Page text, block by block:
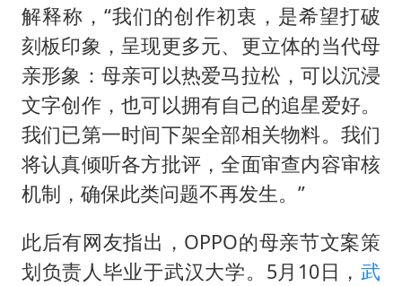
解释称，“我们的创作初衷，是希望打破
刻板印象，呈现更多元、更立体的当代母
亲形象：母亲可以热爱马拉松，可以沉浸
文字创作，也可以拥有自己的追星爱好。
我们已第一时间下架全部相关物料。我们
将认真倾听各方批评，全面审查内容审核
机制，确保此类问题不再发生。”
此后有网友指出，OPPO的母亲节文案策
划负责人毕业于武汉大学。5月10日，武